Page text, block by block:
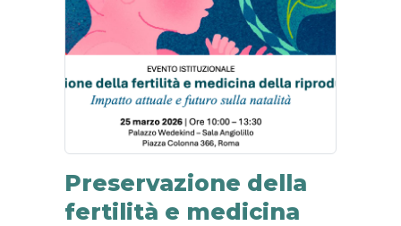
Preservazione della
fertilità e medicina